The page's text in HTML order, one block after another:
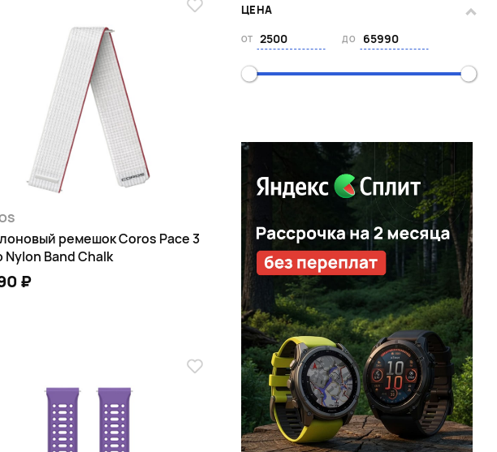
ремешок Coros Pace 3
Nylon Band Chalk
₽
ЦЕНА
ОТ ДО